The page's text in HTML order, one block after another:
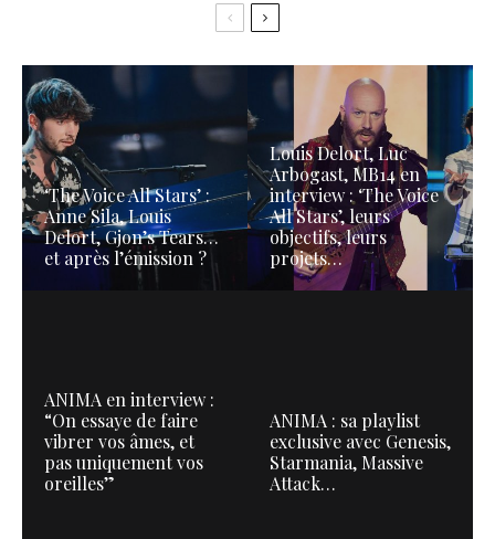
‘The Voice All Stars’ :
Anne Sila, Louis
Delort, Gjon’s Tears…
et après l’émission ?
Louis Delort, Luc
Arbogast, MB14 en
interview : ‘The Voice
All Stars’, leurs
objectifs, leurs
projets…
ANIMA en interview :
“On essaye de faire
vibrer vos âmes, et
pas uniquement vos
oreilles”
ANIMA : sa playlist
exclusive avec Genesis,
Starmania, Massive
Attack…